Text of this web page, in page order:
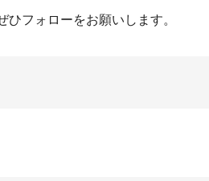
フォローをお願いします。